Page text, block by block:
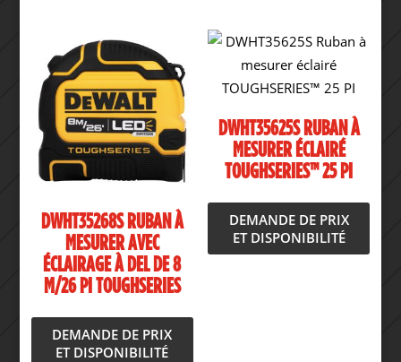
DWHT35268S RUBAN À
MESURER AVEC
ÉCLAIRAGE À DEL DE 8
M/26 PI TOUGHSERIES
DEMANDE DE PRIX
ET DISPONIBILITÉ
DWHT35625S RUBAN À
MESURER ÉCLAIRÉ
TOUGHSERIES™ 25 PI
DEMANDE DE PRIX
ET DISPONIBILITÉ